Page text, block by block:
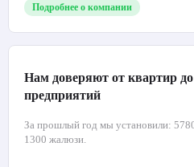
Подробнее о компании
Нам доверяют от квартир
предприятий
За прошлый год мы установили:
1300 жалюзи.